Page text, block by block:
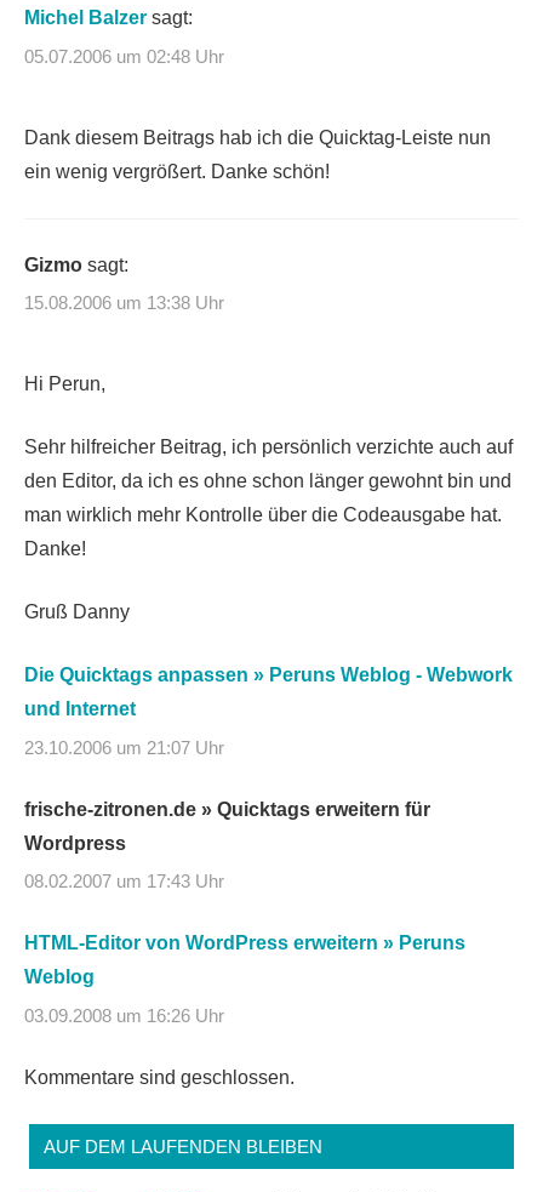
Michel Balzer sagt:
05.07.2006 um 02:48 Uhr
Dank diesem Beitrags hab ich die Quicktag-Leiste nun
ein wenig vergrößert. Danke schön!
Gizmo sagt:
15.08.2006 um 13:38 Uhr
Hi Perun,
Sehr hilfreicher Beitrag, ich persönlich verzichte auch auf
den Editor, da ich es ohne schon länger gewohnt bin und
man wirklich mehr Kontrolle über die Codeausgabe hat.
Danke!
Gruß Danny
Die Quicktags anpassen » Peruns Weblog - Webwork
und Internet
23.10.2006 um 21:07 Uhr
frische-zitronen.de » Quicktags erweitern für
Wordpress
08.02.2007 um 17:43 Uhr
HTML-Editor von WordPress erweitern » Peruns
Weblog
03.09.2008 um 16:26 Uhr
Kommentare sind geschlossen.
AUF DEM LAUFENDEN BLEIBEN